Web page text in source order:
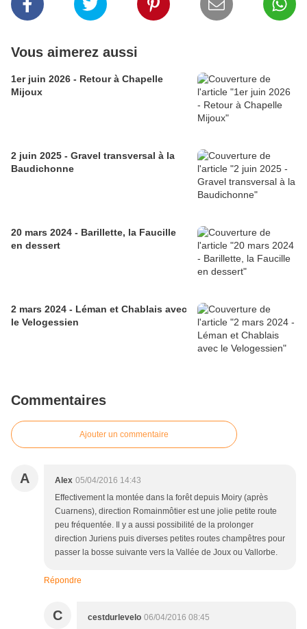
Vous aimerez aussi
1er juin 2026 - Retour à Chapelle
Mijoux
2 juin 2025 - Gravel transversal à la
Baudichonne
20 mars 2024 - Barillette, la Faucille
en dessert
2 mars 2024 - Léman et Chablais avec
le Velogessien
Commentaires
Ajouter un commentaire
A Alex 05/04/2016 14:43
Effectivement la montée dans la forêt depuis Moiry (après
Cuarnens), direction Romainmôtier est une jolie petite route
peu fréquentée. Il y a aussi possibilité de la prolonger
direction Juriens puis diverses petites routes champêtres pour
passer la bosse suivante vers la Vallée de Joux ou Vallorbe.
Répondre
C cestdurlevelo 06/04/2016 08:45